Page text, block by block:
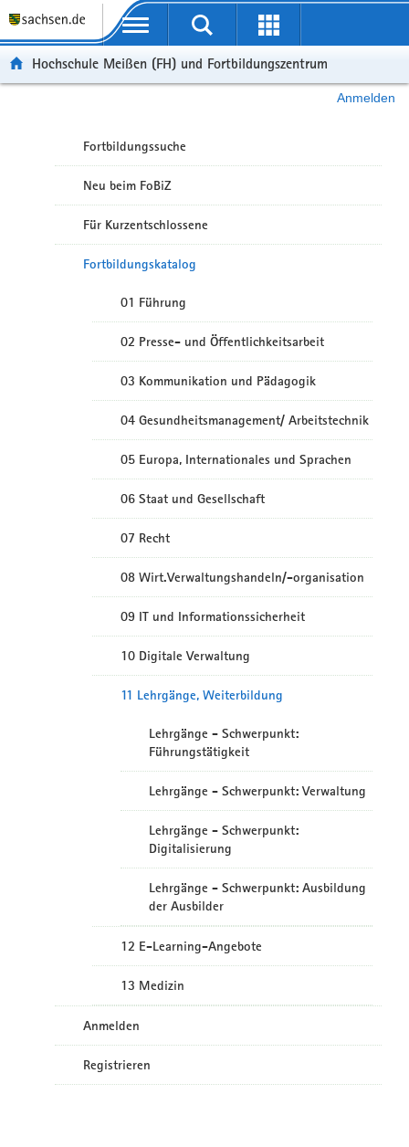
Portalübergreifende Navigation
Hochschule Meißen (FH) und Fortbildungszentrum
Anmelden
Fortbildungssuche
Neu beim FoBiZ
Für Kurzentschlossene
Fortbildungskatalog
01 Führung
02 Presse- und Öffentlichkeitsarbeit
03 Kommunikation und Pädagogik
04 Gesundheitsmanagement/ Arbeitstechnik
05 Europa, Internationales und Sprachen
06 Staat und Gesellschaft
07 Recht
08 Wirt.Verwaltungshandeln/-organisation
09 IT und Informationssicherheit
10 Digitale Verwaltung
11 Lehrgänge, Weiterbildung
Lehrgänge - Schwerpunkt:
Führungstätigkeit
Lehrgänge - Schwerpunkt: Verwaltung
Lehrgänge - Schwerpunkt:
Digitalisierung
Lehrgänge - Schwerpunkt: Ausbildung
der Ausbilder
12 E-Learning-Angebote
13 Medizin
Anmelden
Registrieren